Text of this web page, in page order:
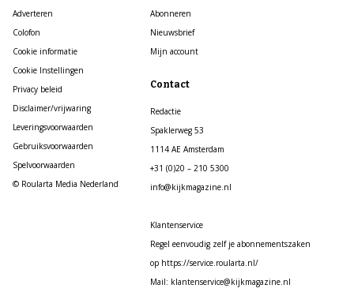
Adverteren
Colofon
Cookie informatie
Cookie Instellingen
Privacy beleid
Disclaimer/vrijwaring
Leveringsvoorwaarden
Gebruiksvoorwaarden
Spelvoorwaarden
© Roularta Media Nederland
Abonneren
Nieuwsbrief
Mijn account
Contact
Redactie
Spaklerweg 53
1114 AE Amsterdam
+31 (0)20 – 210 5300
info@kijkmagazine.nl
Klantenservice
Regel eenvoudig zelf je abonnementszaken
op https://service.roularta.nl/
Mail: klantenservice@kijkmagazine.nl